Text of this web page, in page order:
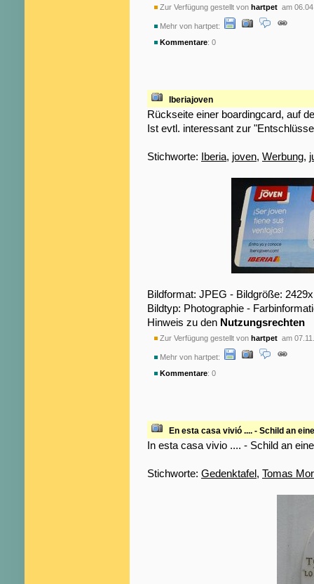
Zur Verfügung gestellt von hartpet am
Mehr von hartpet:
Kommentare: 0
Iberiajoven
Rückseite einer boardingcard, auf
Ist evtl. interessant zur
Stichworte: Iberia, joven, Werbung,
Bildformat: JPEG - Bildgröße:
Bildtyp: Photographie -
Hinweis zu den Nutzungsrechten
Zur Verfügung gestellt von hartpet am
Mehr von hartpet:
Kommentare: 0
En esta casa vivió .... - Schild an
In esta casa vivio .... - Schild an
Stichworte: Gedenktafel, Tomas